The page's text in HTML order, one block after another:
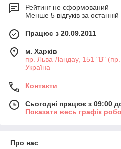
Рейтинг не сформований
Менше 5 відгуків за останній
Працює з 20.09.2011
м. Харків
пр. Льва Ландау, 151 "В"
Україна
Контакти
Сьогодні працює з 09:00
Показати весь графік
Про нас